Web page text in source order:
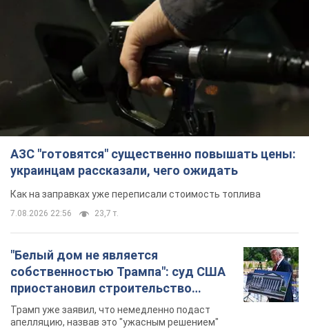
АЗС "готовятся" существенно повышать цены:
украинцам рассказали, чего ожидать
Как на заправках уже переписали стоимость топлива
7.08.2026 22:56 23,7 т.
"Белый дом не является
собственностью Трампа": суд США
приостановил строительство
бального зала стоимостью 400 млн
долларов
Трамп уже заявил, что немедленно подаст
апелляцию, назвав это "ужасным решением"